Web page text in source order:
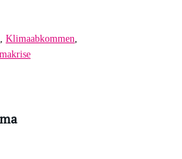
, Klimaabkommen,